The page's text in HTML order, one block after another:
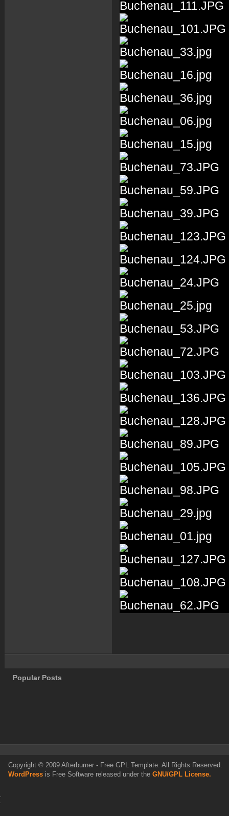
Popular Posts
Copyright © 2009 Afterburner - Free GPL Template. All Rights Reserved.
WordPress is Free Software released under the GNU/GPL License.